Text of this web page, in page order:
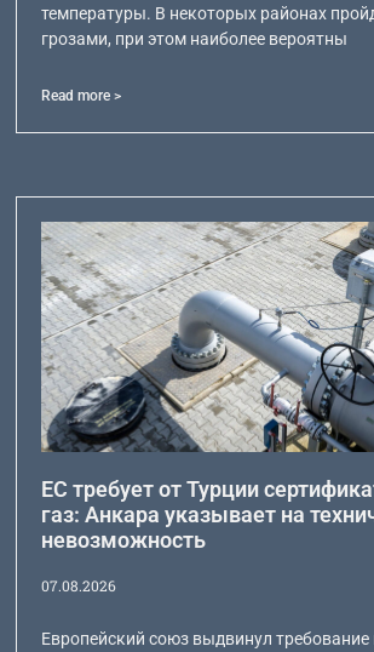
температуры. В некоторых районах
грозами, при этом наиболее вероятны
Read more >
ЕС требует от Турции
газ: Анкара указывает на
невозможность
07.08.2026
Европейский союз выдвинул требование